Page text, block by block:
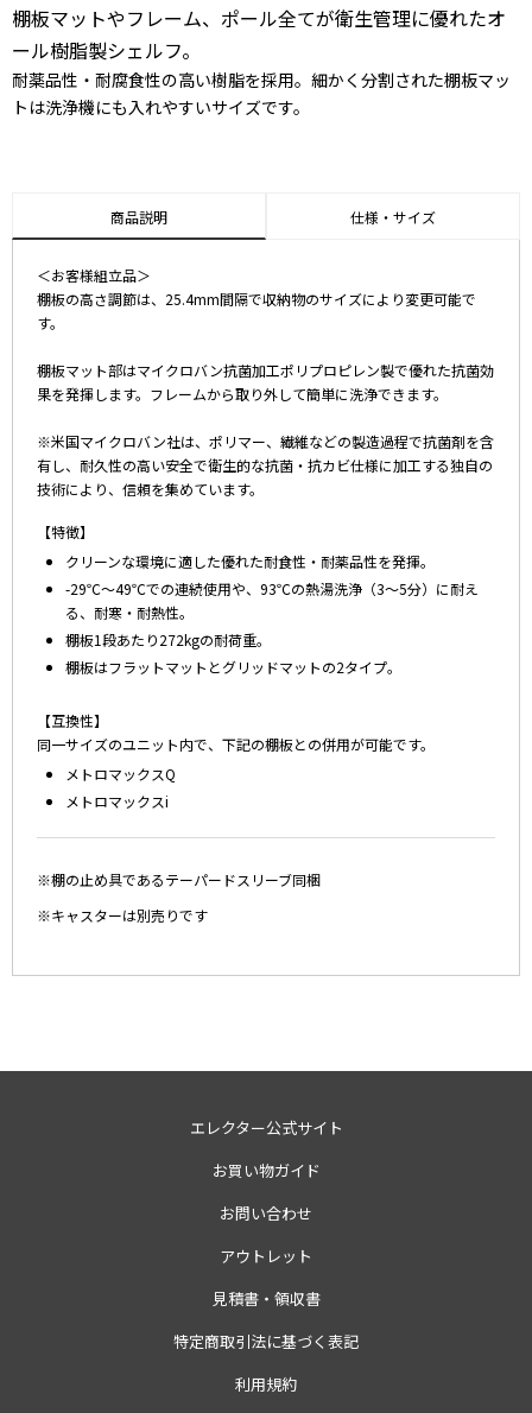
棚板マットやフレーム、ポール全てが衛生管理に優れたオ
ール樹脂製シェルフ。
耐薬品性・耐腐食性の高い樹脂を採用。細かく分割された棚板マッ
トは洗浄機にも入れやすいサイズです。
商品説明 仕様・サイズ
＜お客様組立品＞
棚板の高さ調節は、25.4mm間隔で収納物のサイズにより変更可能で
す。
棚板マット部はマイクロバン抗菌加工ポリプロピレン製で優れた抗菌効
果を発揮します。フレームから取り外して簡単に洗浄できます。
※米国マイクロバン社は、ポリマー、繊維などの製造過程で抗菌剤を含
有し、耐久性の高い安全で衛生的な抗菌・抗カビ仕様に加工する独自の
技術により、信頼を集めています。
【特徴】
クリーンな環境に適した優れた耐食性・耐薬品性を発揮。
-29℃～49℃での連続使用や、93℃の熱湯洗浄（3～5分）に耐え
る、耐寒・耐熱性。
棚板1段あたり272kgの耐荷重。
棚板はフラットマットとグリッドマットの2タイプ。
【互換性】
同一サイズのユニット内で、下記の棚板との併用が可能です。
メトロマックスQ
メトロマックスi
※棚の止め具であるテーパードスリーブ同梱
※キャスターは別売りです
エレクター公式サイト
お買い物ガイド
お問い合わせ
アウトレット
見積書・領収書
特定商取引法に基づく表記
利用規約